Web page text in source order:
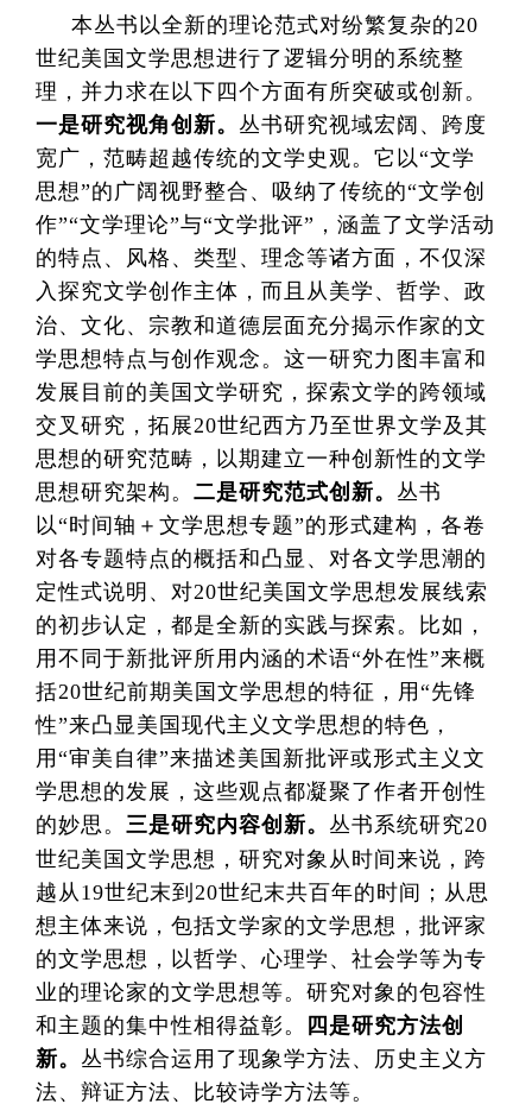
本丛书以全新的理论范式对纷繁复杂的20
世纪美国文学思想进行了逻辑分明的系统整
理，并力求在以下四个方面有所突破或创新。
一是研究视角创新。 丛书研究视域宏阔、跨度
宽广，范畴超越传统的文学史观。它以“文学
思想”的广阔视野整合、吸纳了传统的“文学创
作”“文学理论”与“文学批评”，涵盖了文学活动
的特点、风格、类型、理念等诸方面，不仅深
入探究文学创作主体，而且从美学、哲学、政
治、文化、宗教和道德层面充分揭示作家的文
学思想特点与创作观念。这一研究力图丰富和
发展目前的美国文学研究，探索文学的跨领域
交叉研究，拓展20世纪西方乃至世界文学及其
思想的研究范畴，以期建立一种创新性的文学
思想研究架构。 二是研究范式创新。 丛书
以“时间轴＋文学思想专题”的形式建构，各卷
对各专题特点的概括和凸显、对各文学思潮的
定性式说明、对20世纪美国文学思想发展线索
的初步认定，都是全新的实践与探索。比如，
用不同于新批评所用内涵的术语“外在性”来概
括20世纪前期美国文学思想的特征，用“先锋
性”来凸显美国现代主义文学思想的特色，
用“审美自律”来描述美国新批评或形式主义文
学思想的发展，这些观点都凝聚了作者开创性
的妙思。 三是研究内容创新。 丛书系统研究20
世纪美国文学思想，研究对象从时间来说，跨
越从19世纪末到20世纪末共百年的时间；从思
想主体来说，包括文学家的文学思想，批评家
的文学思想，以哲学、心理学、社会学等为专
业的理论家的文学思想等。研究对象的包容性
和主题的集中性相得益彰。
四是研究方法创
新。 丛书综合运用了现象学方法、历史主义方
法、辩证方法、比较诗学方法等。